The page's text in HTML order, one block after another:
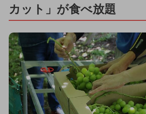
カット」が食べ放題